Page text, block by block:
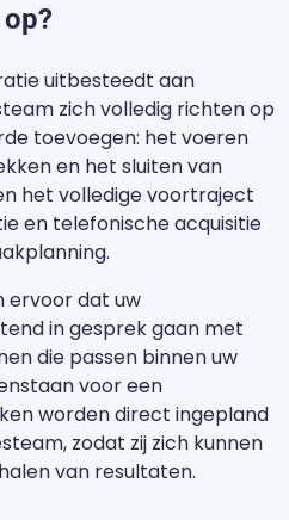
uitbesteedt aan
zich volledig richten op
toevoegen: het voeren
en het sluiten van
het volledige voortraject
en telefonische acquisitie
ervoor dat uw
in gesprek gaan met
die passen binnen uw
voor een
worden direct ingepland
zodat zij zich kunnen
van resultaten.